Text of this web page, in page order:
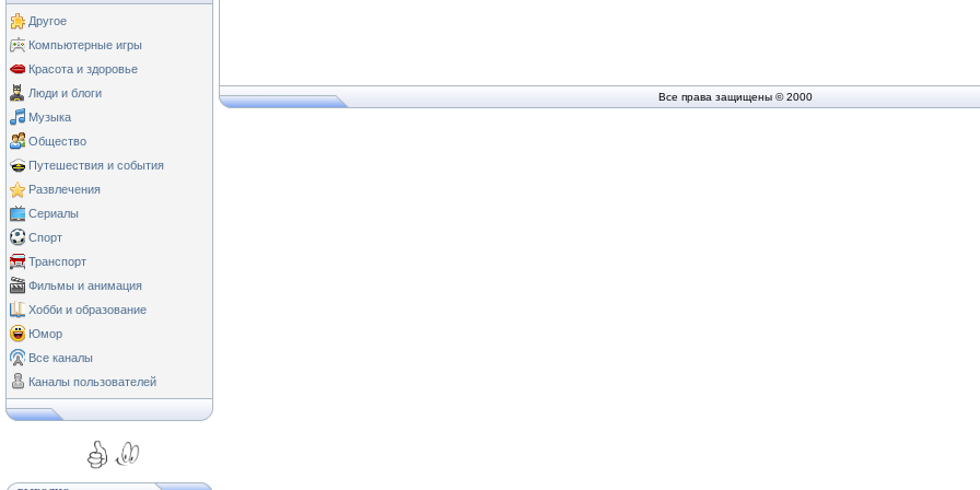
Другое
Компьютерные игры
Красота и здоровье
Люди и блоги
Музыка
Общество
Путешествия и события
Развлечения
Сериалы
Спорт
Транспорт
Фильмы и анимация
Хобби и образование
Юмор
Все каналы
Каналы пользователей
Все права защищены © 2000